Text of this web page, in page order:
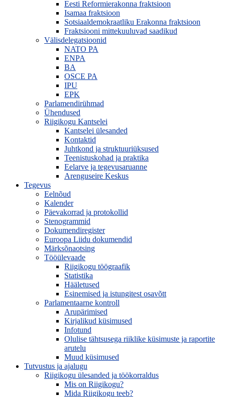
Eesti Reformierakonna fraktsioon
Isamaa fraktsioon
Sotsiaaldemokraatliku Erakonna fraktsioon
Fraktsiooni mittekuuluvad saadikud
Välisdelegatsioonid
NATO PA
ENPA
BA
OSCE PA
IPU
EPK
Parlamendirühmad
Ühendused
Riigikogu Kantselei
Kantselei ülesanded
Kontaktid
Juhtkond ja struktuuriüksused
Teenistuskohad ja praktika
Eelarve ja tegevusaruanne
Arenguseire Keskus
Tegevus
Eelnõud
Kalender
Päevakorrad ja protokollid
Stenogrammid
Dokumendiregister
Euroopa Liidu dokumendid
Märksõnaotsing
Tööülevaade
Riigikogu töögraafik
Statistika
Hääletused
Esinemised ja istungitest osavõtt
Parlamentaarne kontroll
Arupärimised
Kirjalikud küsimused
Infotund
Olulise tähtsusega riiklike küsimuste ja raportite
arutelu
Muud küsimused
Tutvustus ja ajalugu
Riigikogu ülesanded ja töökorraldus
Mis on Riigikogu?
Mida Riigikogu teeb?